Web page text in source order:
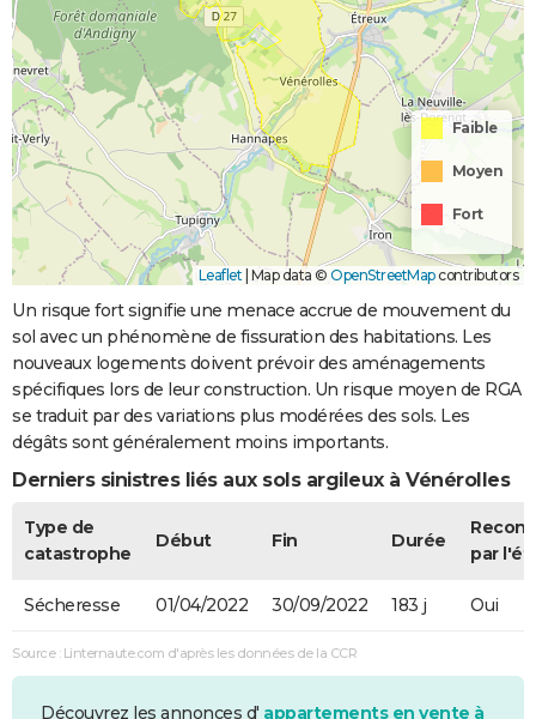
Faible
Moyen
Fort
Leaflet Map data © OpenStreetMapcontributors
Un risque fort signifie une menace accrue de mouvement du
sol avec un phénomène de fissuration des habitations. Les
nouveaux logements doivent prévoir des aménagements
spécifiques lors de leur construction. Un risque moyen de RGA
se traduit par des variations plus modérées des sols. Les
dégâts sont généralement moins importants.
Derniers sinistres liés aux sols argileux à Vénérolles
Type de
catastrophe
Début Fin Durée
par
Sécheresse 01/04/2022 30/09/2022 183 j Oui
Source : Linternaute.com d'après les données de la CCR
Découvrez les annonces d' appartements en vente à